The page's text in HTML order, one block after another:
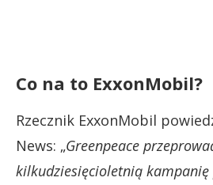
Co na to ExxonMobil?
Rzecznik ExxonMobil
News: „Greenpeace
kilkudziesięcioletnią kampanię